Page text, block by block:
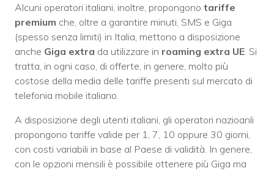
Alcuni operatori italiani, inoltre, propongono tariffe
premium che, oltre a garantire minuti, SMS e Giga
(spesso senza limiti) in Italia, mettono a disposizione
anche Giga extra da utilizzare in roaming extra UE . Si
tratta, in ogni caso, di offerte, in genere, molto più
costose della media delle tariffe presenti sul mercato di
telefonia mobile italiano.
A disposizione degli utenti italiani, gli operatori nazioanli
propongono tariffe valide per 1, 7, 10 oppure 30 giorni,
con costi variabili in base al Paese di validità. In genere,
con le opzioni mensili è possibile ottenere più Giga ma